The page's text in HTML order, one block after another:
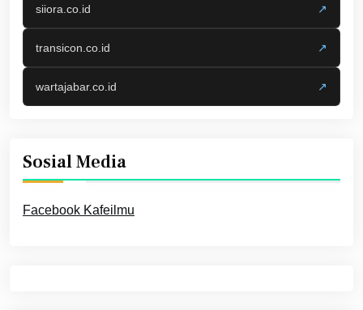
siiora.co.id ↗
transicon.co.id ↗
wartajabar.co.id ↗
Sosial Media
Facebook Kafeilmu